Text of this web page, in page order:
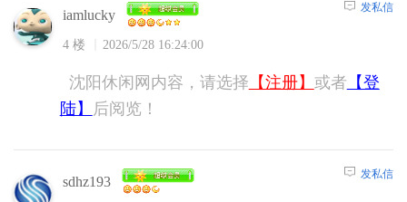
iamlucky
4 楼 2026/5/28 16:24:00
发私信
沈阳休闲网内容，请选择 【注册】 或者 【登
陆】
后阅览！
sdhz193 发私信